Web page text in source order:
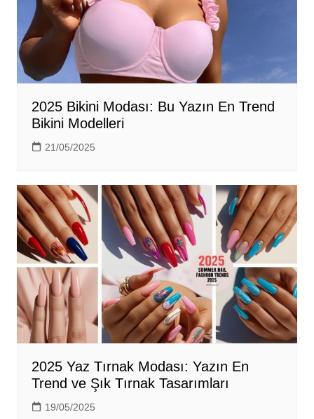
2025 Bikini Modası: Bu Yazın En Trend
Bikini Modelleri
21/05/2025
2025 Yaz Tırnak Modası: Yazın En
Trend ve Şık Tırnak Tasarımları
19/05/2025